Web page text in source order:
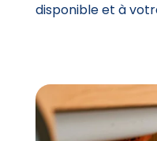
disponible et à